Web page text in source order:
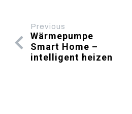
Previous
Wärmepumpe
Smart Home –
intelligent heizen